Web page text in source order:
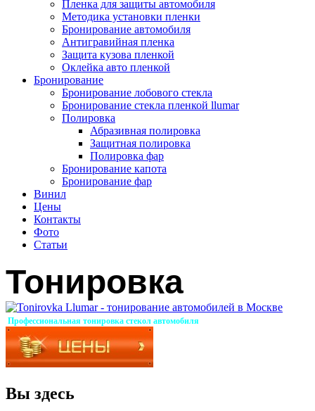
Пленка для защиты автомобиля
Методика установки пленки
Бронирование автомобиля
Антигравийная пленка
Защита кузова пленкой
Оклейка авто пленкой
Бронирование
Бронирование лобового стекла
Бронирование стекла пленкой llumar
Полировка
Абразивная полировка
Защитная полировка
Полировка фар
Бронирование капота
Бронирование фар
Винил
Цены
Контакты
Фото
Статьи
Тонировка
Профессиональная тонировка стекол автомобиля
Вы здесь